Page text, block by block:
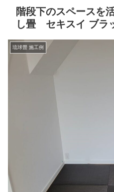
階段下のスペースを
し畳 セキスイ ブラ
琉球畳 施工例